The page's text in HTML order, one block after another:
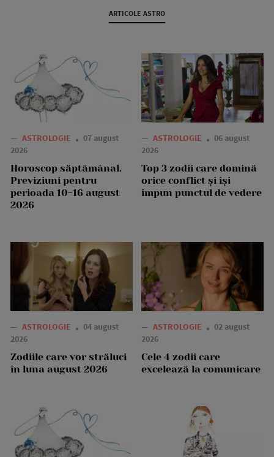
ARTICOLE ASTRO
— ASTROLOGIE
07 august
2026
Horoscop săptămânal.
Previziuni pentru
perioada 10-16 august
2026
— ASTROLOGIE
06 august
2026
Top 3 zodii care domină
orice conflict și își
impun punctul de vedere
— ASTROLOGIE
04 august
2026
Zodiile care vor străluci
în luna august 2026
— ASTROLOGIE
02 august
2026
Cele 4 zodii care
excelează la comunicare